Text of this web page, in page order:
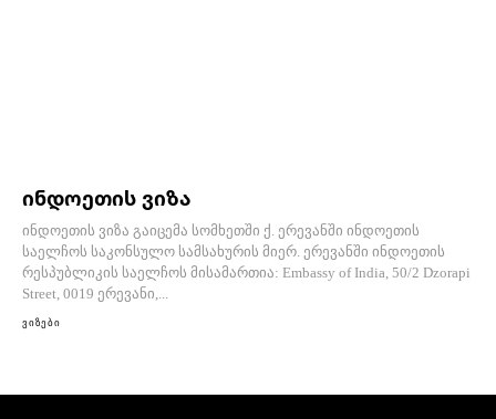
ინდოეთის ვიზა
ინდოეთის ვიზა გაიცემა სომხეთში ქ. ერევანში ინდოეთის
საელჩოს საკონსულო სამსახურის მიერ. ერევანში ინდოეთის
რესპუბლიკის საელჩოს მისამართია: Embassy of India, 50/2 Dzorapi
Street, 0019 ერევანი,...
ვიზები